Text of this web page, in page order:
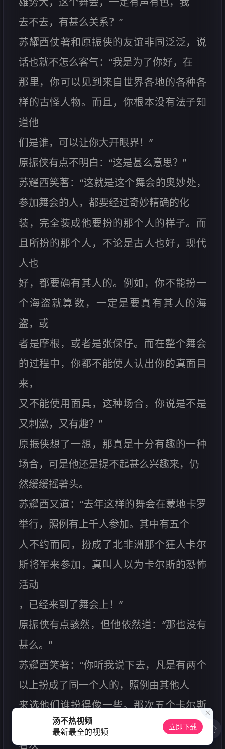
去不去，有甚么关系？”
苏耀西仗著和原振侠的友谊非同泛泛，说
话也就不怎么客气：“我是为了你好，在
那里，你可以见到来自世界各地的各种各
样的古怪人物。而且，你根本没有法子知
道他
们是谁，可以让你大开眼界！”
原振侠有点不明白：“这是甚么意思？”
苏耀西笑著：“这就是这个舞会的奥妙处，
参加舞会的人，都要经过奇妙精确的化
装，完全装成他要扮的那个人的样子。而
且所扮的那个人，不论是古人也好，现代
人也
好，都要确有其人的。例如，你不能扮一
个海盗就算数，一定是要真有其人的海
盗，或
者是摩根，或者是张保仔。而在整个舞会
的过程中，你都不能使人认出你的真面目
来，
又不能使用面具，这种场合，你说是不是
又刺激，又有趣？”
原振侠想了一想，那真是十分有趣的一种
场合，可是他还是提不起甚么兴趣来，仍
然缓缓摇著头。
苏耀西又道：“去年这样的舞会在蒙地卡罗
举行，照例有上千人参加。其中有五个
人不约而同，扮成了北非洲那个狂人卡尔
斯将军来参加，真叫人以为卡尔斯的恐怖
活动
，已经来到了舞会上！”
原振侠有点骇然，但他依然道：“那也没有
甚么。”
苏耀西笑著：“你听我说下去，凡是有两个
以上扮成了同一个人的，照例由其他人
来选他们谁扮得像一些。那次五个卡尔斯
将军，经所有人依据相似的程度，排列了
名次
汤不热视频
最新最全的视频
立即下载